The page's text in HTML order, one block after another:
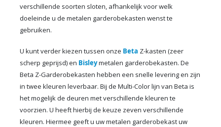
verschillende soorten sloten, afhankelijk voor welk
doeleinde u de metalen garderobekasten wenst te
gebruiken.
U kunt verder kiezen tussen onze Beta Z-kasten (zeer
scherp geprijsd) en Bisleymetalen garderobekasten. De
Beta Z-Garderobekasten hebben een snelle levering en zijn
in twee kleuren leverbaar. Bij de Multi-Color lijn van Beta is
het mogelijk de deuren met verschillende kleuren te
voorzien. U heeft hierbij de keuze zeven verschillende
kleuren. Hiermee geeft u uw metalen garderobekast uw